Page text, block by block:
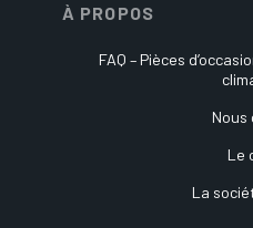
À PROPOS
FAQ – Pièces
Le
La